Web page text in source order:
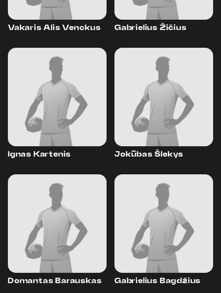
Vakaris Alis Venckus Gabrielius Žičius
Ignas Kartenis Jokūbas Šlekys
Domantas Barauskas Gabrielius Bagdžius